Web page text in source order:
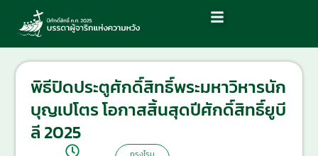
พิธีปิดประตูศักดิ์สิทธิ์พระมหาวิหารนัก
บุญเปโตร โอกาสสิ้นสุดปีศักดิ์สิทธิ์ยูบี
ลี 2025